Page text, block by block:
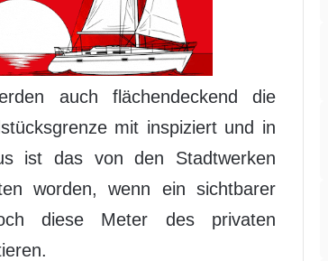
auch flächendeckend die
mit inspiziert und in
ist das von den Stadtwerken
worden, wenn ein sichtbarer
diese Meter des privaten